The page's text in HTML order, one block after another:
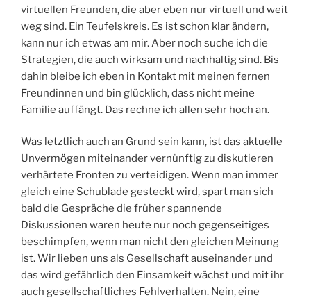
virtuellen Freunden, die aber eben nur virtuell und weit
weg sind. Ein Teufelskreis. Es ist schon klar ändern,
kann nur ich etwas am mir. Aber noch suche ich die
Strategien, die auch wirksam und nachhaltig sind. Bis
dahin bleibe ich eben in Kontakt mit meinen fernen
Freundinnen und bin glücklich, dass nicht meine
Familie auffängt. Das rechne ich allen sehr hoch an.
Was letztlich auch an Grund sein kann, ist das aktuelle
Unvermögen miteinander vernünftig zu diskutieren
verhärtete Fronten zu verteidigen. Wenn man immer
gleich eine Schublade gesteckt wird, spart man sich
bald die Gespräche die früher spannende
Diskussionen waren heute nur noch gegenseitiges
beschimpfen, wenn man nicht den gleichen Meinung
ist. Wir lieben uns als Gesellschaft auseinander und
das wird gefährlich den Einsamkeit wächst und mit ihr
auch gesellschaftliches Fehlverhalten. Nein, eine